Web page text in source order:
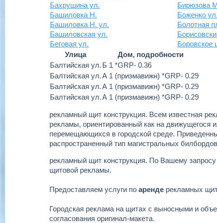
Бахрушина ул.
Башиловка Н.
Башиловка Н. ул.
Башиловская ул.
Беговая ул.
Бирюзова
Боженко
Болотная
Боровское
Улица
Дом, подробности
Балтийская ул. Б 1 *GRP- 0.36
Балтийская ул.А 1 (призмавижн) *GRP- 0.29
Балтийская ул.А 1 (призмавижн) *GRP- 0.29
Балтийская ул.А 1 (призмавижн) *GRP- 0.29
рекламный щит конструкция. Всем известная
рекламы, ориентированный как на движущегося
перемещающихся в городской среде.
распространенный тип магистральных
рекламный щит конструкция. По Вашему
щитовой рекламы.
Предоставляем услуги по аренде рекламных
Городская реклама на щитах с выносными и
согласования оригинал-макета.